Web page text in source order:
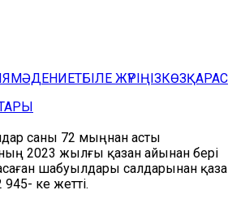
МӘДЕНИЕТБІЛЕ ЖҮРІҢІЗКӨЗҚАРАС
саны 72 мыңнан асты
2023 жылғы қазан айынан бері
шабуылдары салдарынан қаза
ке жетті.